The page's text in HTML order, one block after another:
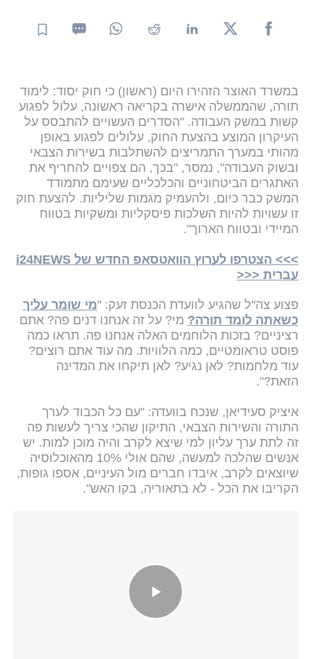
במשרד האוצר הזהירו היום (ראשון) כי חוק יסוד: לימוד
תורה, שהממשלה אישרה בקריאה ראשונה, עלול לפגוע
קשות במשק העבודה. "הסדרים העשויים להתבסס על
העיקרון המוצע בהצעת החוק, עלולים לפגוע באופן
מהותי במערך התמריצים להשתלבות בשירות הצבאי
ובשוק העבודה", נמסר, "בכך, הם צפויים להחריף את
האתגרים הביטחוניים והכלכליים שעימם מתמודד
המשק כבר כיום, ולהעמיק מגמות שליליות. להצעת חוק
זו עשויות להיות השלכות פיסקליות ומשקיות בטווח
המיידי ובטווח הארוך".
>>> הצטרפו לערוץ הוואטסאפ החדש של i24NEWS
עברית <<<
פצוע צה"ל שהגיע לוועדת הכנסת זעק: "מי שומר עליך
כשאתה לומד תורה? מי? על זה אנחנו דנים פה? אתם
רציניים? בזכות הלוחמים האלה אנחנו פה. תראו כמה
פוסט טראומטיים, כמה הלוויות. מה עוד אתם רוצים?
עוד מלחמות? לאן נגיע? לאן תיקחו את המדינה
הזאת?".
איציק סעידיאן, שנכח בוועדה: "עם כל הכבוד לערך
התורה והשירות הצבאי, התיקון שהכי צריך לעשות פה
זה לתת ערך עליון למי שיצא לקרב והיה מוכן למות. יש
אנשים שהלכה למעשה, שהם אולי 10% מהאוכלוסיה
שיוצאים לקרב, איבדו חברים מול העיניים, אספו גופות,
הקריבו את הכל - לא בתאוריה, בקו האש".